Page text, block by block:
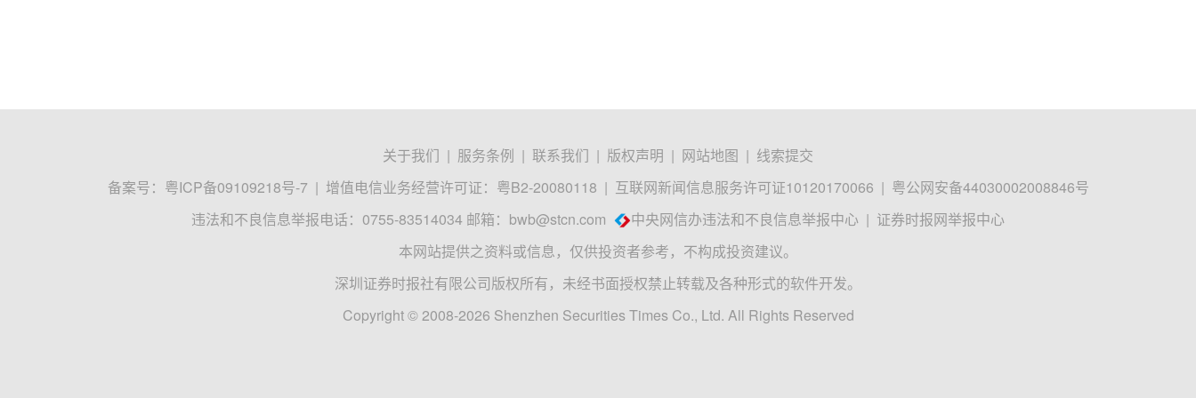
关于我们 | 服务条例 | 联系我们 | 版权声明 | 网站地图 | 线索提交
备案号： 粤ICP备09109218号-7 | 增值电信业务经营许可证：粤B2-20080118 | 互联网新闻信息服务许可证10120170066 | 粤公网安备44030002008846号
违法和不良信息举报电话：0755-83514034 邮箱： bwb@stcn.com 中央网信办违法和不良信息举报中心 | 证券时报网举报中心
本网站提供之资料或信息，仅供投资者参考，不构成投资建议。
深圳证券时报社有限公司版权所有，未经书面授权禁止转载及各种形式的软件开发。
Copyright © 2008-2026 Shenzhen Securities Times Co., Ltd. All Rights Reserved